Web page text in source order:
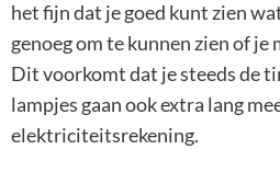
het fijn dat je goed kunt zien
genoeg om te kunnen zien of
Dit voorkomt dat je steeds de
lampjes gaan ook extra lang
elektriciteitsrekening.